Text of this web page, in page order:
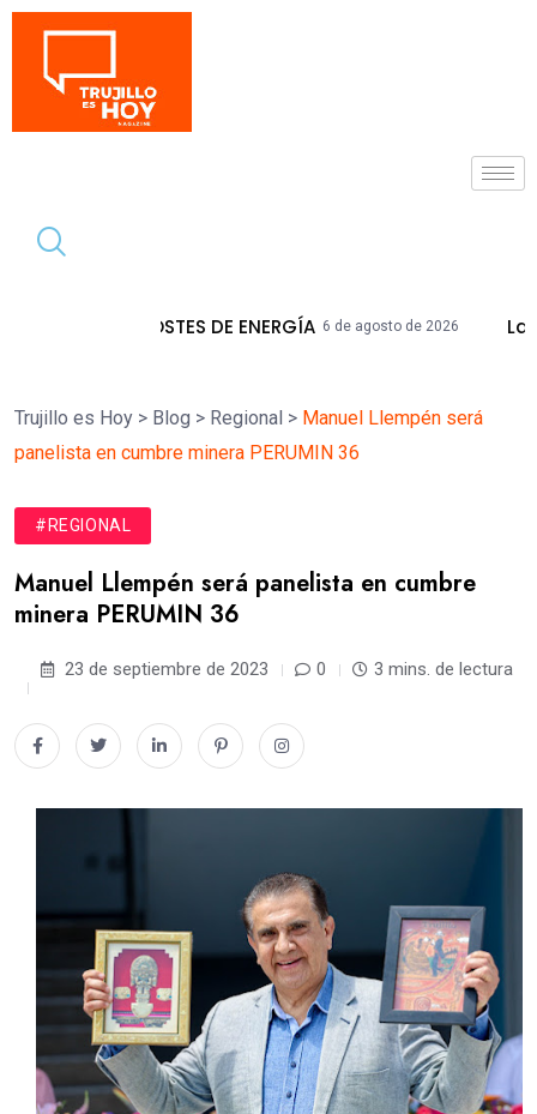
6 de agosto de 2026 La Libertad Acumula
Trujillo es Hoy > Blog > Regional > Manuel Llempén será
panelista en cumbre minera PERUMIN 36
#REGIONAL
Manuel Llempén será panelista en cumbre
minera PERUMIN 36
23 de septiembre de 2023 0 3 mins. de lectura